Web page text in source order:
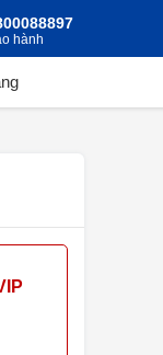
hành